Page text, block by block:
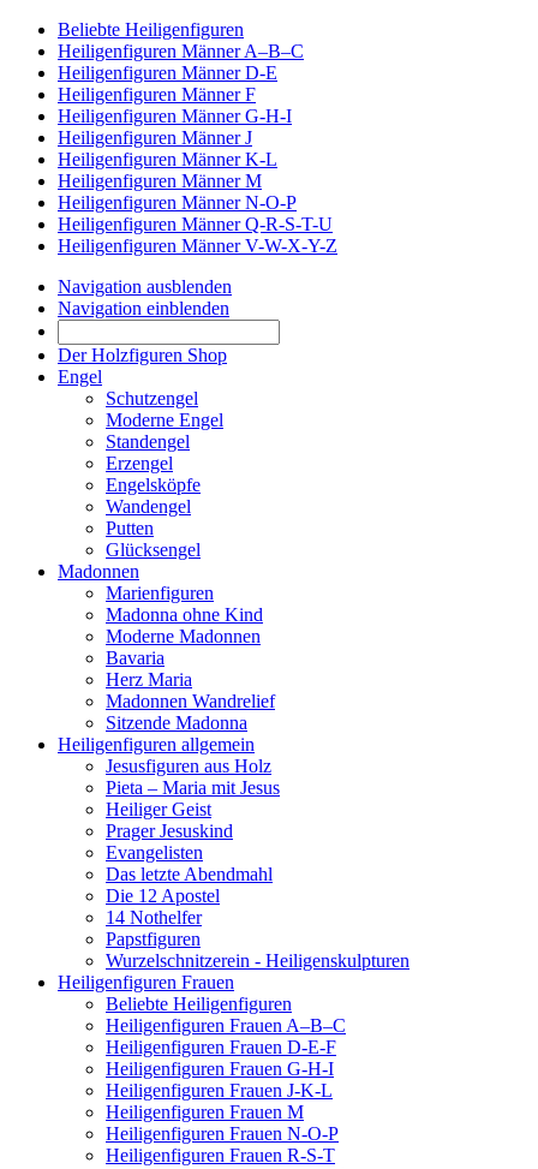
Beliebte Heiligenfiguren
Heiligenfiguren Männer A–B–C
Heiligenfiguren Männer D-E
Heiligenfiguren Männer F
Heiligenfiguren Männer G-H-I
Heiligenfiguren Männer J
Heiligenfiguren Männer K-L
Heiligenfiguren Männer M
Heiligenfiguren Männer N-O-P
Heiligenfiguren Männer Q-R-S-T-U
Heiligenfiguren Männer V-W-X-Y-Z
Navigation ausblenden
Navigation einblenden
Der Holzfiguren Shop
Engel
Schutzengel
Moderne Engel
Standengel
Erzengel
Engelsköpfe
Wandengel
Putten
Glücksengel
Madonnen
Marienfiguren
Madonna ohne Kind
Moderne Madonnen
Bavaria
Herz Maria
Madonnen Wandrelief
Sitzende Madonna
Heiligenfiguren allgemein
Jesusfiguren aus Holz
Pieta – Maria mit Jesus
Heiliger Geist
Prager Jesuskind
Evangelisten
Das letzte Abendmahl
Die 12 Apostel
14 Nothelfer
Papstfiguren
Wurzelschnitzerein - Heiligenskulpturen
Heiligenfiguren Frauen
Beliebte Heiligenfiguren
Heiligenfiguren Frauen A–B–C
Heiligenfiguren Frauen D-E-F
Heiligenfiguren Frauen G-H-I
Heiligenfiguren Frauen J-K-L
Heiligenfiguren Frauen M
Heiligenfiguren Frauen N-O-P
Heiligenfiguren Frauen R-S-T